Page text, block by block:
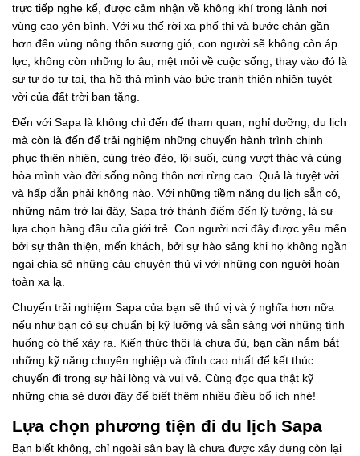
trực tiếp nghe kể, được cảm nhận về không khí trong lành nơi
vùng cao yên bình. Với xu thế rời xa phố thị và bước chân gần
hơn đến vùng nông thôn sương gió, con người sẽ không còn áp
lực, không còn những lo âu, mệt mỏi về cuộc sống, thay vào đó là
sự tự do tự tại, tha hồ thả mình vào bức tranh thiên nhiên tuyệt
vời của đất trời ban tặng.
Đến với Sapa là không chỉ đến để tham quan, nghỉ dưỡng, du lịch
mà còn là đến để trải nghiệm những chuyến hành trình chinh
phục thiên nhiên, cùng trèo đèo, lội suối, cùng vượt thác và cùng
hòa mình vào đời sống nông thôn nơi rừng cao. Quả là tuyệt vời
và hấp dẫn phải không nào. Với những tiềm năng du lịch sẵn có,
những năm trở lại đây, Sapa trở thành điểm đến lý tưởng, là sự
lựa chọn hàng đầu của giới trẻ. Con người nơi đây được yêu mến
bởi sự thân thiện, mến khách, bởi sự hào sảng khi họ không ngần
ngại chia sẻ những câu chuyện thú vị với những con người hoàn
toàn xa lạ.
Chuyến trải nghiệm Sapa của bạn sẽ thú vị và ý nghĩa hơn nữa
nếu như bạn có sự chuẩn bị kỹ lưỡng và sẵn sàng với những tình
huống có thể xảy ra. Kiến thức thôi là chưa đủ, bạn cần nắm bắt
những kỹ năng chuyên nghiệp và đỉnh cao nhất để kết thúc
chuyến đi trong sự hài lòng và vui vẻ. Cùng đọc qua thật kỹ
những chia sẻ dưới đây để biết thêm nhiều điều bổ ích nhé!
Lựa chọn phương tiện đi du lịch Sapa
Bạn biết không, chỉ ngoài sân bay là chưa được xây dựng còn lại